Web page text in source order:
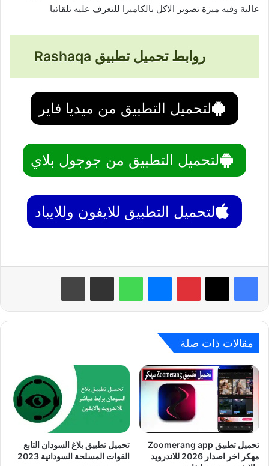
عالية وفيه ميزة تصوير الاكل بالكاميرا للتعرف عليه تلقائيا
روابط تحميل تطبيق Rashaqa
لتحميل التطبيق من ميديا فاير
لتحميل التطبيق من جوجول بلاي
لتحميل التطبيق للايفون وللايباد
بينتيريست واتساب
مقالات ذات صلة
تحميل تطبيق Zoomerang app
مهكر اخر اصدار 2026 للاندرويد
تحميل تطبيق بلاغ السودان التابع
القوات المسلحة السودانية 2023